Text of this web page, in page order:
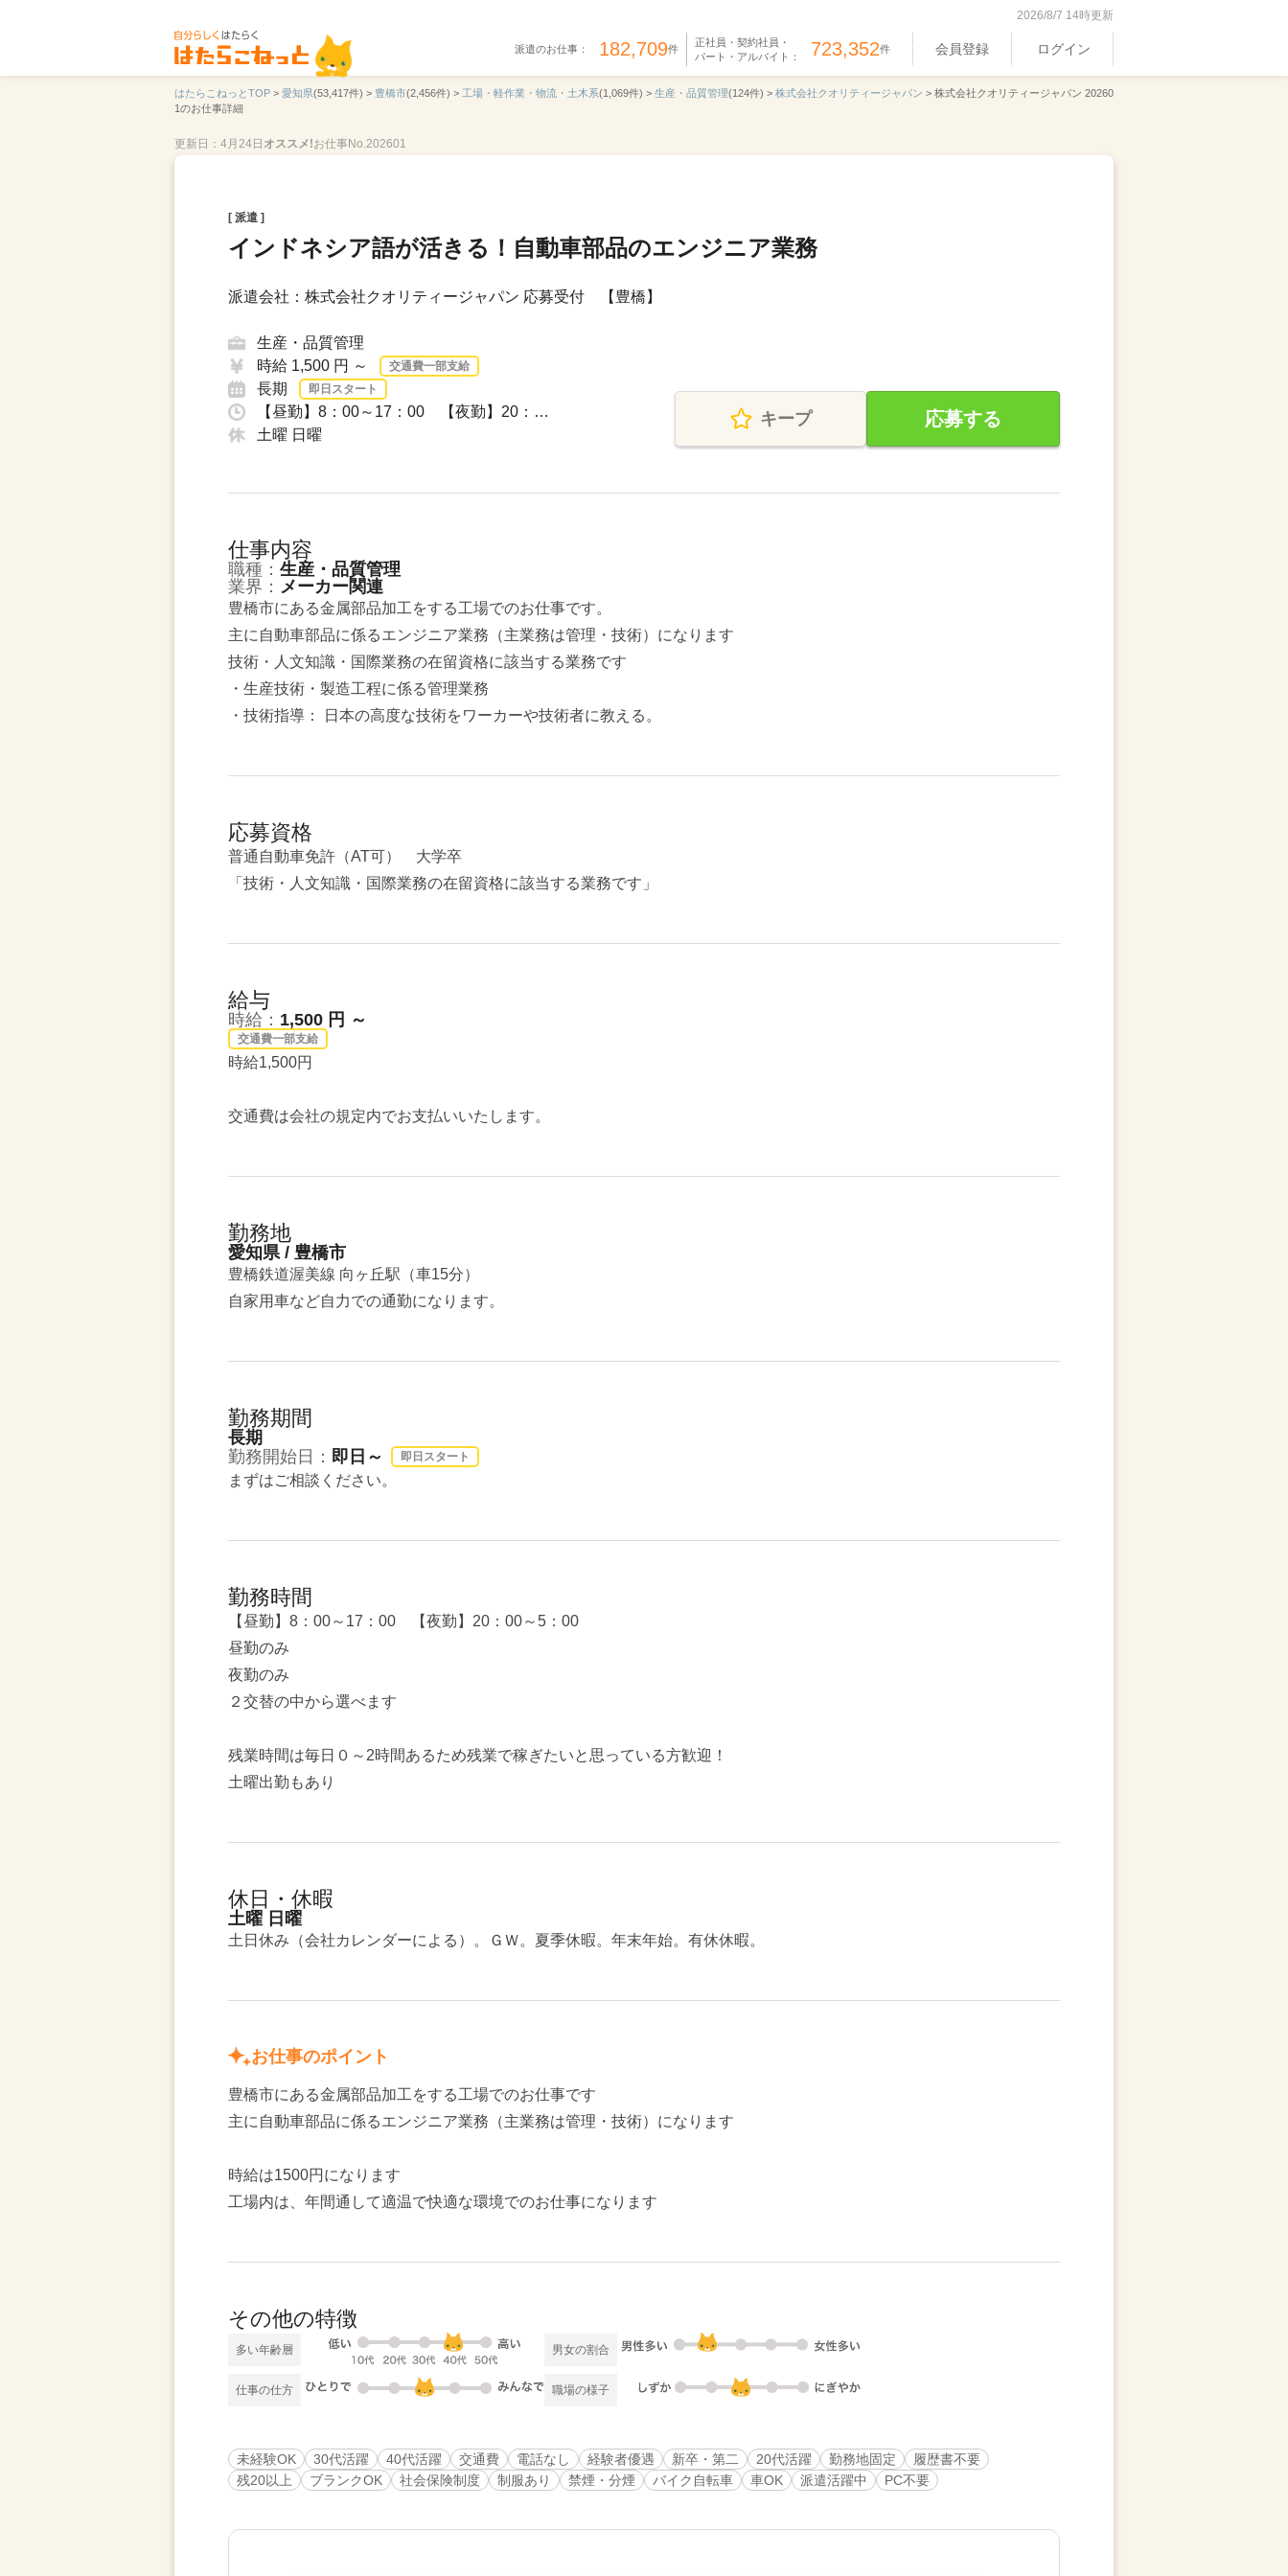
2026/8/7 14時更新
派遣のお仕事： 182,709件
正社員・契約社員・
パート・アルバイト： 723,352件 会員登録 ログイン
はたらこねっとTOP > 愛知県(53,417件) > 豊橋市(2,456件) > 工場・軽作業・物流・土木系(1,069件) > 生産・品質管理(124件) > 株式会社クオリティージャパン > 株式会社クオリティージャパン 20260
1のお仕事詳細
更新日：4月24日 オススメ!お仕事No.202601
[ 派遣 ]
インドネシア語が活きる！自動車部品のエンジニア業務
派遣会社：株式会社クオリティージャパン 応募受付 【豊橋】
生産・品質管理
時給 1,500 円 ～
交通費一部支給
長期 即日スタート
【昼勤】8：00～17：00 【夜勤】20：…
土曜 日曜
キープ 応募する
仕事内容
職種： 生産・品質管理
業界： メーカー関連
豊橋市にある金属部品加工をする工場でのお仕事です。
主に自動車部品に係るエンジニア業務（主業務は管理・技術）になります
技術・人文知識・国際業務の在留資格に該当する業務です
・生産技術・製造工程に係る管理業務
・技術指導： 日本の高度な技術をワーカーや技術者に教える。
応募資格
普通自動車免許（AT可） 大学卒
「技術・人文知識・国際業務の在留資格に該当する業務です」
給与
時給： 1,500 円 ～
交通費一部支給
時給1,500円
交通費は会社の規定内でお支払いいたします。
勤務地
愛知県 / 豊橋市
豊橋鉄道渥美線 向ヶ丘駅（車15分）
自家用車など自力での通勤になります。
勤務期間
長期
勤務開始日： 即日～ 即日スタート
まずはご相談ください。
勤務時間
【昼勤】8：00～17：00 【夜勤】20：00～5：00
昼勤のみ
夜勤のみ
２交替の中から選べます
残業時間は毎日０～2時間あるため残業で稼ぎたいと思っている方歓迎！
土曜出勤もあり
休日・休暇
土曜 日曜
土日休み（会社カレンダーによる）。ＧＷ。夏季休暇。年末年始。有休休暇。
お仕事のポイント
豊橋市にある金属部品加工をする工場でのお仕事です
主に自動車部品に係るエンジニア業務（主業務は管理・技術）になります
時給は1500円になります
工場内は、年間通して適温で快適な環境でのお仕事になります
その他の特徴
多い年齢層 男女の割合
仕事の仕方 職場の様子
未経験OK 30代活躍 40代活躍 交通費 電話なし 経験者優遇 新卒・第二 20代活躍 勤務地固定
履歴書不要
残20以上
ブランクOK 社会保険制度 制服あり 禁煙・分煙 バイク自転車 車OK 派遣活躍中 PC不要